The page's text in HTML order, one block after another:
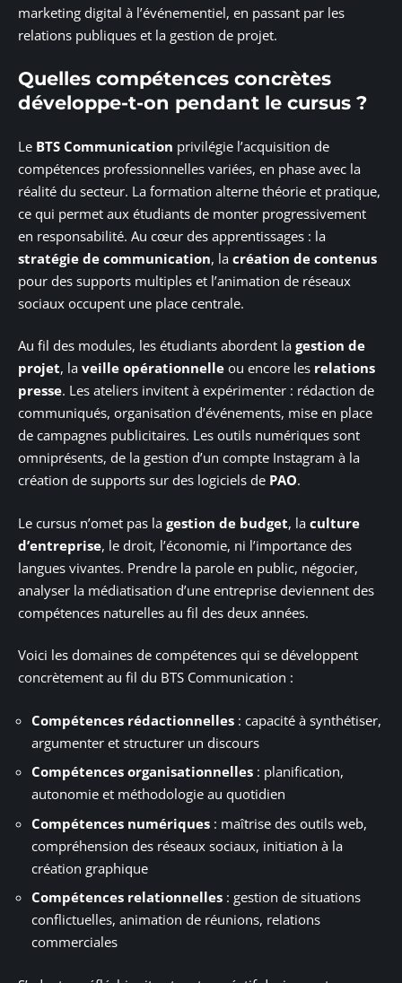
marketing digital à l’événementiel, en passant par les
relations publiques et la gestion de projet.
Quelles compétences concrètes
développe-t-on pendant le cursus ?
Le BTS Communication privilégie l’acquisition de
compétences professionnelles variées, en phase avec la
réalité du secteur. La formation alterne théorie et pratique,
ce qui permet aux étudiants de monter progressivement
en responsabilité. Au cœur des apprentissages : la
stratégie de communication, la création de contenus
pour des supports multiples et l’animation de réseaux
sociaux occupent une place centrale.
Au fil des modules, les étudiants abordent la gestion de
projet, la veille opérationnelle ou encore les relations
presse. Les ateliers invitent à expérimenter : rédaction de
communiqués, organisation d’événements, mise en place
de campagnes publicitaires. Les outils numériques sont
omniprésents, de la gestion d’un compte Instagram à la
création de supports sur des logiciels de PAO.
Le cursus n’omet pas la gestion de budget, la culture
d’entreprise, le droit, l’économie, ni l’importance des
langues vivantes. Prendre la parole en public, négocier,
analyser la médiatisation d’une entreprise deviennent des
compétences naturelles au fil des deux années.
Voici les domaines de compétences qui se développent
concrètement au fil du BTS Communication :
Compétences rédactionnelles : capacité à synthétiser,
argumenter et structurer un discours
Compétences organisationnelles : planification,
autonomie et méthodologie au quotidien
Compétences numériques : maîtrise des outils web,
compréhension des réseaux sociaux, initiation à la
création graphique
Compétences relationnelles : gestion de situations
conflictuelles, animation de réunions, relations
commerciales